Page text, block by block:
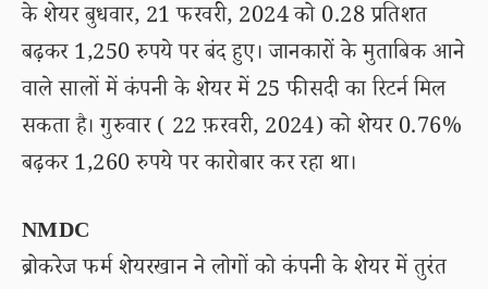
के शेयर बुधवार, 21 फरवरी, 2024 को 0.28 प्रतिशत
बढ़कर 1,250 रुपये पर बंद हुए। जानकारों के मुताबिक आने
वाले सालों में कंपनी के शेयर में 25 फीसदी का रिटर्न मिल
सकता है। गुरुवार ( 22 फ़रवरी, 2024) को शेयर 0.76%
बढ़कर 1,260 रुपये पर कारोबार कर रहा था।
NMDC
ब्रोकरेज फर्म शेयरखान ने लोगों को कंपनी के शेयर में तुरंत